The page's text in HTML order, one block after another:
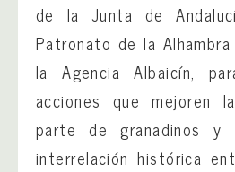
de la Junta de
Patronato de la
la Agencia Albaicín,
acciones que mejoren
parte de granadinos
interrelación histórica